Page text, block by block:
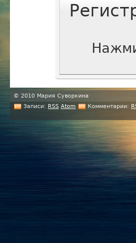
© 2010 Мария Суворкина
Записи: RSS Atom Комментарии: